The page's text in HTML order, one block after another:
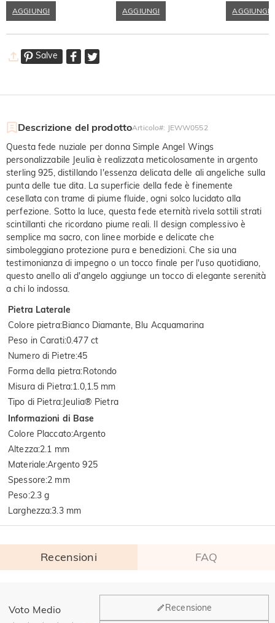
AGGIUNGI AGGIUNGI AGGIUNGI
Salve
Descrizione del prodottoArticolo#: JEWW0552
Questa fede nuziale per donna Simple Angel Wings
personalizzabile Jeulia è realizzata meticolosamente in argento
sterling 925, distillando l'essenza delicata delle ali angeliche sulla
punta delle tue dita. La superficie della fede è finemente
cesellata con trame di piume fluide, ogni solco lucidato alla
perfezione. Sotto la luce, questa fede eternità rivela sottili strati
scintillanti che ricordano piume reali. Il design complessivo è
semplice ma sacro, con linee morbide e delicate che
simboleggiano protezione pura e benedizioni. Che sia una
testimonianza di impegno o un tocco finale per l'uso quotidiano,
questo anello ali d'angelo aggiunge un tocco di elegante serenità
a chi lo indossa.
Pietra Laterale
Colore pietra:Bianco Diamante, Blu Acquamarina
Peso in Carati:0.477 ct
Numero di Pietre:45
Forma della pietra:Rotondo
Misura di Pietra:1.0,1.5 mm
Tipo di Pietra:Jeulia® Pietra
Informazioni di Base
Colore Placcato:Argento
Altezza:2.1 mm
Materiale:Argento 925
Spessore:2 mm
Peso:2.3 g
Larghezza:3.3 mm
Recensioni FAQ
Voto Medio Recensione
Generale